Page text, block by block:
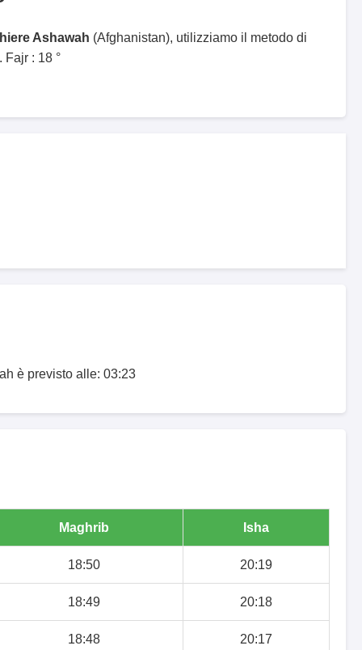
Ashawah (Afghanistan), utilizziamo il metodo di
: 18 °
è previsto alle: 03:23
Maghrib Isha
18:50 20:19
18:49 20:18
18:48 20:17